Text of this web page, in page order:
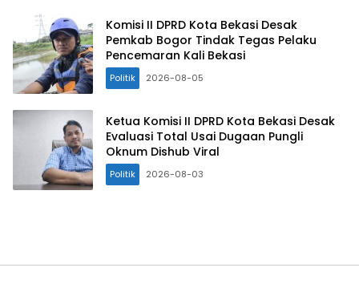
Komisi II DPRD Kota Bekasi Desak
Pemkab Bogor Tindak Tegas Pelaku
Pencemaran Kali Bekasi
Politik 2026-08-05
Ketua Komisi II DPRD Kota Bekasi Desak
Evaluasi Total Usai Dugaan Pungli
Oknum Dishub Viral
Politik 2026-08-03